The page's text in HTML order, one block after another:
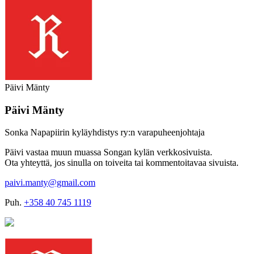
Päivi Mänty
Päivi Mänty
Sonka Napapiirin kyläyhdistys ry:n varapuheenjohtaja
Päivi vastaa muun muassa Songan kylän verkkosivuista.
Ota yhteyttä, jos sinulla on toiveita tai kommentoitavaa sivuista.
paivi.manty@gmail.com
Puh. +358 40 745 1119